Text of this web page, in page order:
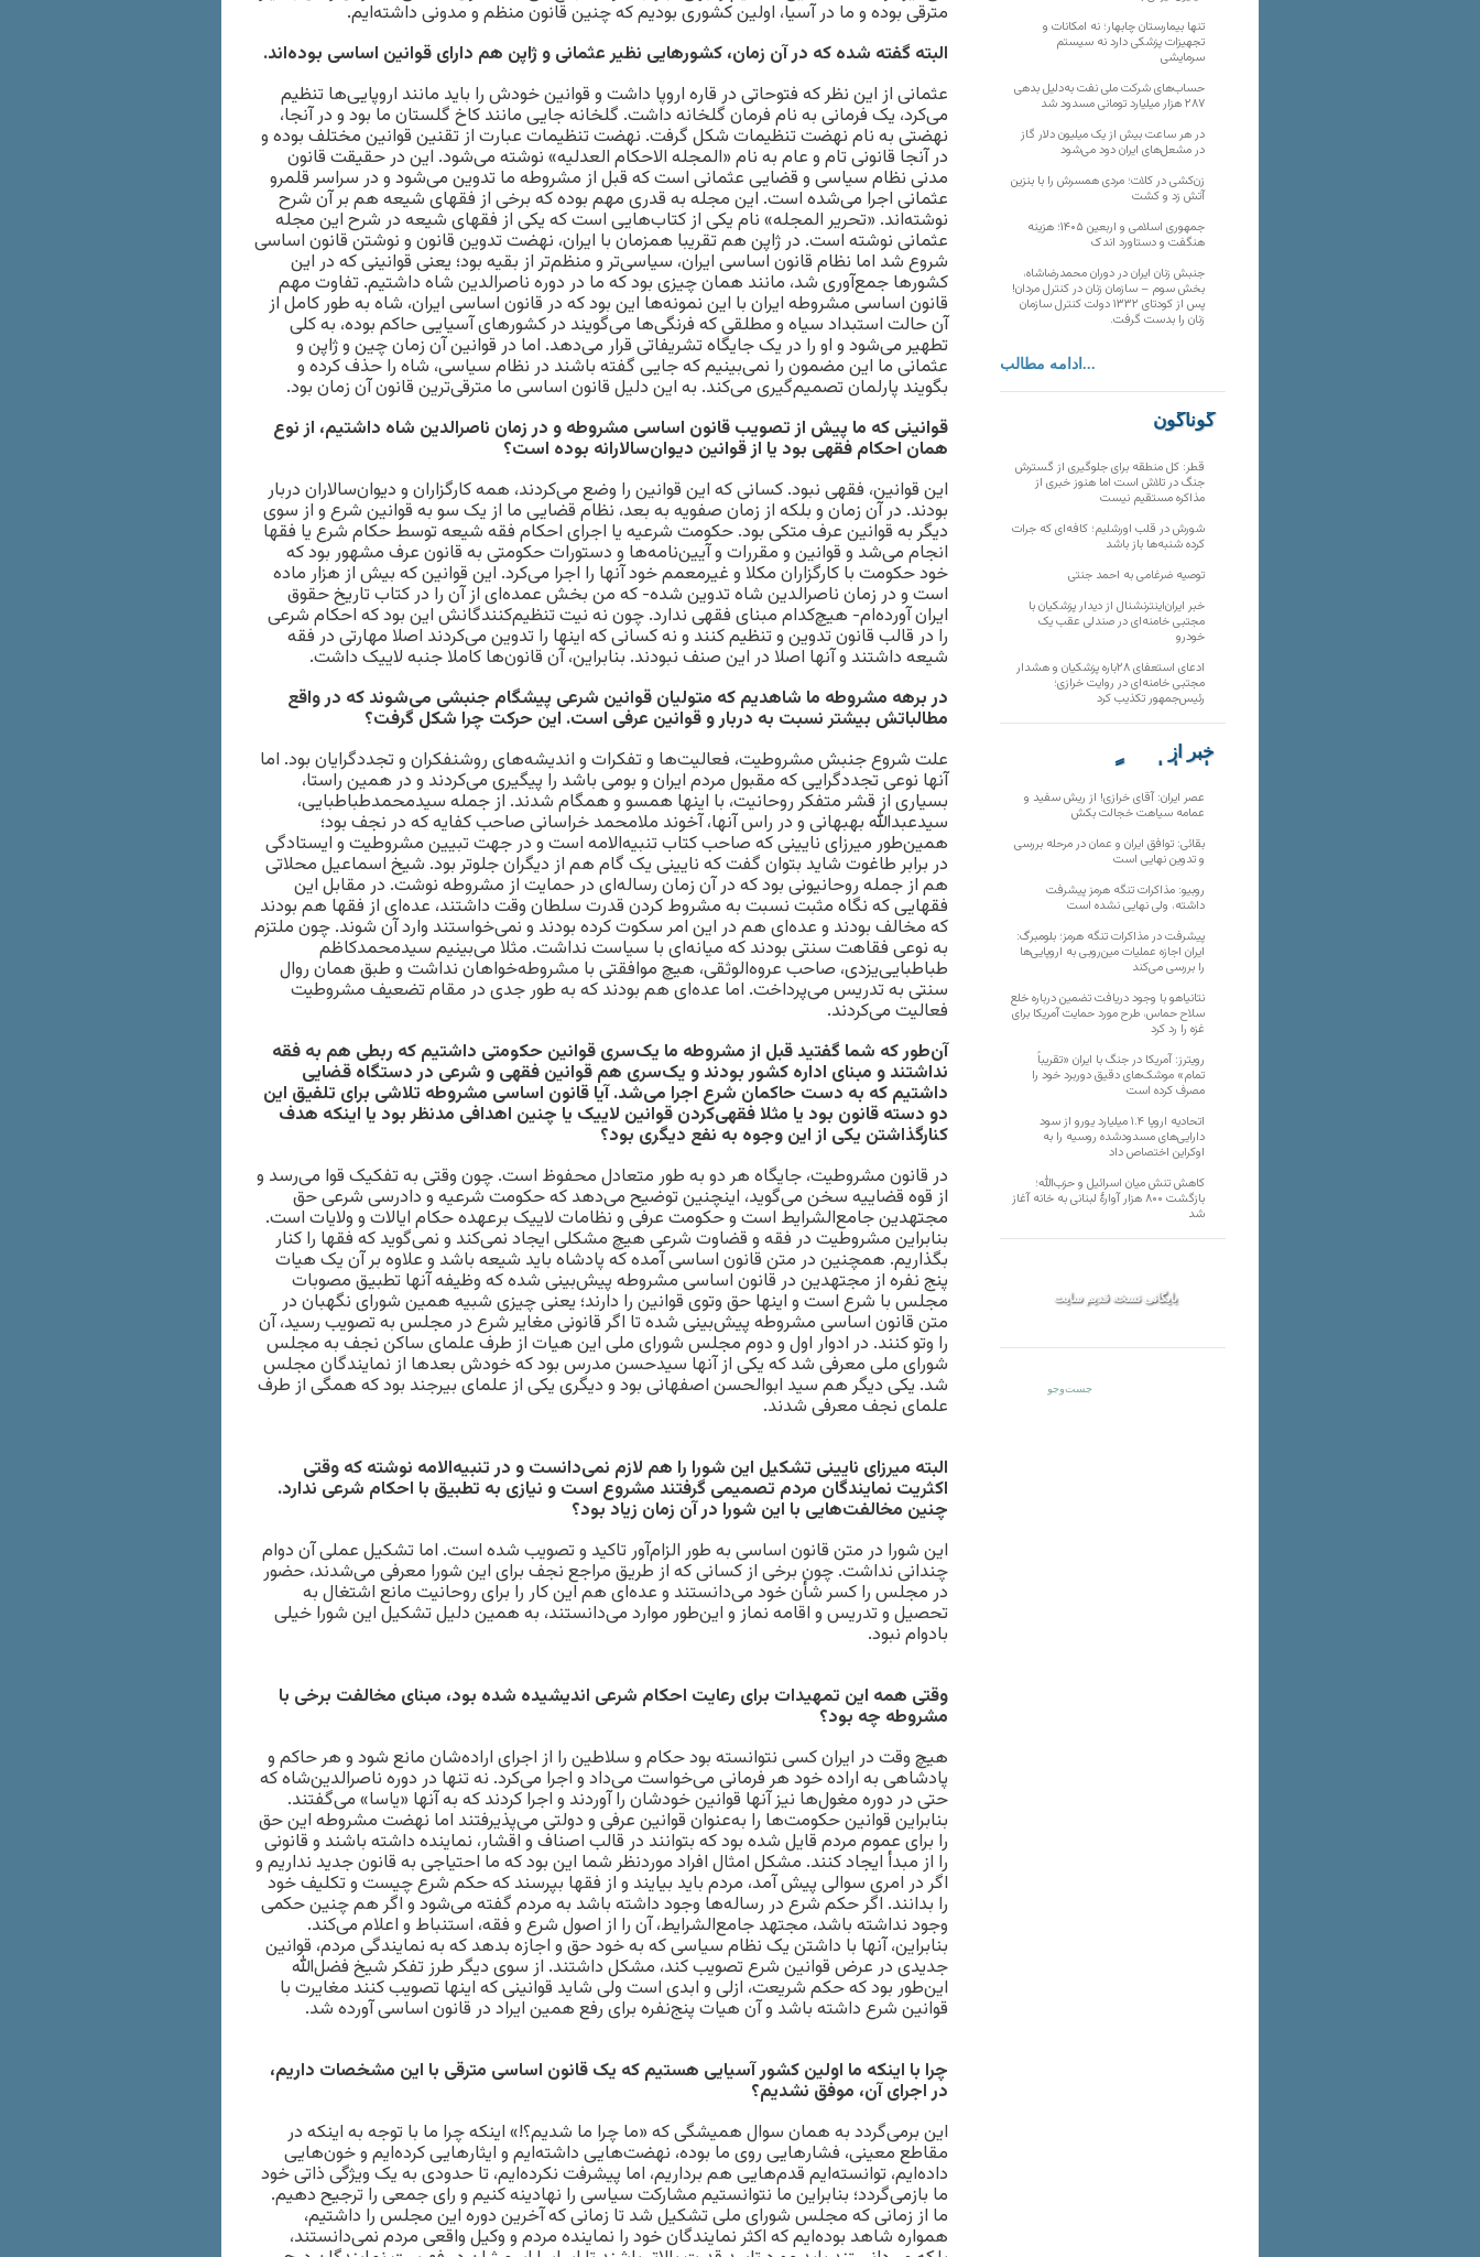
مترقی بوده و ما در آسیا، اولین کشوری بودیم که چنین قانون منظم و مدونی داشته‌ایم.
‌البته گفته شده که در آن زمان، کشورهایی نظیر عثمانی و ژاپن هم دارای قوانین اساسی بوده‌اند.
عثمانی از این نظر که فتوحاتی در قاره اروپا داشت و قوانین خودش را باید مانند اروپایی‌ها تنظیم
می‌کرد، یک فرمانی به نام فرمان گلخانه داشت. گلخانه جایی مانند کاخ گلستان ما بود و در آنجا،
نهضتی به نام نهضت تنظیمات شکل گرفت. نهضت تنظیمات عبارت از تقنین قوانین مختلف بوده و
در آنجا قانونی تام و عام به نام «المجله الاحکام العدلیه» نوشته می‌شود. این در حقیقت قانون
مدنی نظام سیاسی و قضایی عثمانی است که قبل از مشروطه ما تدوین می‌شود و در سراسر قلمرو
عثمانی اجرا می‌شده است. این مجله به قدری مهم بوده که برخی از فقهای شیعه هم بر آن شرح
نوشته‌اند. «تحریر المجله» نام یکی از کتاب‌هایی است که یکی از فقهای شیعه در شرح این مجله
عثمانی نوشته است. در ژاپن هم تقریبا همزمان با ایران، نهضت تدوین قانون و نوشتن قانون اساسی
شروع شد اما نظام قانون اساسی ایران، سیاسی‌تر و منظم‌تر از بقیه بود؛ یعنی قوانینی که در این
کشورها جمع‌آوری شد، مانند همان چیزی بود که ما در دوره ناصرالدین شاه داشتیم. تفاوت مهم
قانون اساسی مشروطه ایران با این نمونه‌ها این بود که در قانون اساسی ایران، شاه به طور کامل از
آن حالت استبداد سیاه و مطلقی که فرنگی‌ها می‌گویند در کشورهای آسیایی حاکم بوده، به کلی
تطهیر می‌شود و او را در یک جایگاه تشریفاتی قرار می‌دهد. اما در قوانین آن زمان چین و ژاپن و
عثمانی ما این مضمون را نمی‌بینیم که جایی گفته باشند در نظام سیاسی، شاه را حذف کرده و
بگویند پارلمان تصمیم‌گیری می‌کند. به این دلیل قانون اساسی ما مترقی‌ترین قانون آن زمان بود.
قوانینی که ما پیش از تصویب قانون اساسی مشروطه و در زمان ناصرالدین شاه داشتیم، از نوع
همان احکام فقهی بود یا از قوانین دیوان‌سالارانه بوده ‌است؟
این قوانین، فقهی نبود. کسانی که این قوانین را وضع می‌کردند، همه کارگزاران و دیوان‌سالاران دربار
بودند. در آن زمان و بلکه از زمان صفویه به بعد، نظام قضایی ما از یک سو به قوانین شرع و از سوی
دیگر به قوانین عرف متکی بود. حکومت شرعیه یا اجرای احکام فقه شیعه توسط حکام شرع یا فقها
انجام می‌شد و قوانین و مقررات و آیین‌نامه‌ها و دستورات حکومتی به قانون عرف مشهور بود که
خود حکومت با کارگزاران مکلا و غیرمعمم خود آنها را اجرا می‌کرد. این قوانین که بیش از هزار ماده
است و در زمان ناصرالدین شاه تدوین شده- که من بخش عمده‌ای از آن را در کتاب تاریخ حقوق
ایران آورده‌‌ام- هیچ‌کدام مبنای فقهی ندارد. چون نه نیت تنظیم‌کنندگانش این بود که احکام شرعی
را در قالب قانون تدوین و تنظیم کنند و نه کسانی که اینها را تدوین می‌کردند اصلا مهارتی در فقه
شیعه داشتند و آنها اصلا در این صنف نبودند. بنابراین، آن قانون‌ها کاملا جنبه لاییک داشت.
در برهه مشروطه ما شاهدیم که متولیان قوانین شرعی پیشگام جنبشی می‌شوند که در واقع
مطالباتش بیشتر نسبت به دربار و قوانین عرفی است. این حرکت چرا شکل گرفت؟
علت شروع جنبش مشروطیت، فعالیت‌ها و تفکرات و اندیشه‌های روشنفکران و تجددگرایان بود. اما
آنها نوعی تجددگرایی که مقبول مردم ایران و بومی باشد را پیگیری می‌کردند و در همین راستا،
بسیاری از قشر متفکر روحانیت، با اینها همسو و همگام شدند. از جمله سیدمحمد‌طباطبایی،
سیدعبدالله بهبهانی و در راس آنها، آخوند ملا‌محمد خراسانی صاحب کفایه که در نجف بود؛
همین‌طور میرزای نایینی که صاحب کتاب تنبیه‌الامه است و در جهت تبیین مشروطیت و ایستادگی
در برابر طاغوت شاید بتوان گفت که نایینی یک گام هم از دیگران جلوتر بود. شیخ اسماعیل محلاتی
هم از جمله روحانیونی بود که در آن زمان رساله‌ای در حمایت از مشروطه نوشت. در مقابل این
فقهایی که نگاه مثبت نسبت به مشروط کردن قدرت سلطان وقت داشتند، عده‌ای از فقها هم بودند
که مخالف بودند و عده‌ای هم در این امر سکوت کرده بودند و نمی‌خواستند وارد آن شوند. چون ملتزم
به نوعی فقاهت سنتی بودند که میانه‌ای با سیاست نداشت. مثلا می‌بینیم سیدمحمدکاظم
طباطبایی‌یزدی، صاحب عروه‌الوثقی، هیچ موافقتی با مشروطه‌خواهان نداشت و طبق همان روال
سنتی به تدریس می‌پرداخت. اما عده‌ای هم بودند که به طور جدی در مقام تضعیف مشروطیت
فعالیت می‌کردند.
آن‌طور که شما گفتید قبل از مشروطه ما یک‌سری قوانین حکومتی داشتیم که ربطی هم به فقه
نداشتند و مبنای اداره کشور بودند و یک‌سری هم قوانین فقهی و شرعی در دستگاه قضایی
داشتیم که به دست حاکمان شرع اجرا می‌شد. آیا قانون اساسی مشروطه تلاشی برای تلفیق این
دو دسته قانون بود یا مثلا فقهی‌کردن قوانین لاییک یا چنین اهدافی مدنظر بود یا اینکه هدف
کنارگذاشتن یکی از این وجوه به نفع دیگری بود؟
در قانون مشروطیت، جایگاه هر دو به طور متعادل محفوظ است. چون وقتی به تفکیک قوا می‌رسد و
از قوه قضاییه سخن می‌گوید، اینچنین توضیح می‌دهد که حکومت شرعیه و دادرسی شرعی حق
مجتهدین جامع‌الشرایط است و حکومت عرفی و نظامات لاییک بر‌عهده حکام ایالات و ولایات است.
بنابراین مشروطیت در فقه و قضاوت شرعی هیچ مشکلی ایجاد نمی‌کند و نمی‌گوید که فقها را کنار
بگذاریم. همچنین در متن قانون اساسی آمده که پادشاه باید شیعه باشد و علاوه بر آن یک هیات
پنج نفره از مجتهدین در قانون اساسی مشروطه پیش‌بینی شده که وظیفه آنها تطبیق مصوبات
مجلس با شرع است و اینها حق وتوی قوانین را دارند؛ یعنی چیزی شبیه همین شورای نگهبان در
متن قانون اساسی مشروطه پیش‌بینی شده تا اگر قانونی مغایر شرع در مجلس به تصویب رسید، آن
را وتو کنند. در ادوار اول و دوم مجلس شورای ملی این هیات از طرف علمای ساکن نجف به مجلس
شورای ملی معرفی شد که یکی از آنها سید‌حسن مدرس بود که خودش بعدها از نمایندگان مجلس
شد. یکی دیگر هم سید ابوالحسن اصفهانی بود و دیگری یکی از علمای بیرجند بود که همگی از طرف
علمای نجف معرفی شدند.
البته میرزای نایینی تشکیل این شورا را هم لازم نمی‌دانست و در تنبیه‌الامه نوشته که وقتی
اکثریت نمایندگان مردم تصمیمی گرفتند مشروع است و نیازی به تطبیق با احکام شرعی ندارد.
چنین مخالفت‌هایی با این شورا در آن زمان زیاد بود؟
این شورا در متن قانون اساسی به طور الزام‌آور تاکید و تصویب شده است. اما تشکیل عملی آن دوام
چندانی نداشت. چون برخی از کسانی که از طریق مراجع نجف برای این شورا معرفی می‌شدند، حضور
در مجلس را کسر شأن خود می‌دانستند و عده‌ای هم این کار را برای روحانیت مانع اشتغال به
تحصیل و تدریس و اقامه نماز و این‌طور موارد می‌دانستند، به همین دلیل تشکیل این شورا خیلی
با‌دوام نبود.
وقتی همه این تمهیدات برای رعایت احکام شرعی اندیشیده شده بود، مبنای مخالفت برخی با
مشروطه چه بود؟
هیچ وقت در ایران کسی نتوانسته بود حکام و سلاطین را از اجرای اراده‌شان مانع شود و هر حاکم و
پادشاهی به اراده خود هر فرمانی می‌خواست می‌داد و اجرا می‌کرد. نه تنها در دوره ناصرالدین‌شاه که
حتی در دوره مغول‌ها نیز آنها قوانین خودشان را آوردند و اجرا کردند که به آنها «یاسا» می‌گفتند.
بنابراین قوانین حکومت‌ها را به‌عنوان قوانین عرفی و دولتی می‌پذیرفتند اما نهضت مشروطه این حق
را برای عموم مردم قایل شده بود که بتوانند در قالب اصناف و اقشار، نماینده داشته باشند و قانونی
را از مبدأ ایجاد کنند. مشکل امثال افراد موردنظر شما این بود که ما احتیاجی به قانون جدید نداریم و
اگر در امری سوالی پیش آمد، مردم باید بیایند و از فقها بپرسند که حکم شرع چیست و تکلیف خود
را بدانند. اگر حکم شرع در رساله‌ها وجود داشته باشد به مردم گفته می‌شود و اگر هم چنین حکمی
وجود نداشته باشد، مجتهد جامع‌الشرایط، آن را از اصول شرع و فقه، استنباط و اعلام می‌کند.
بنابراین، آنها با داشتن یک نظام سیاسی که به خود حق و اجازه بدهد که به نمایندگی مردم، قوانین
جدیدی در عرض قوانین شرع تصویب کند، مشکل داشتند. از سوی دیگر طرز تفکر شیخ فضل‌الله
این‌طور بود که حکم شریعت، ازلی و ابدی است ولی شاید قوانینی که اینها تصویب کنند مغایرت با
قوانین شرع داشته باشد و آن هیات پنج‌نفره برای رفع همین ایراد در قانون اساسی آورده شد.
چرا با اینکه ما اولین کشور آسیایی هستیم که یک قانون اساسی مترقی با این مشخصات داریم،
در اجرای آن، موفق نشدیم؟
این برمی‌گردد به همان سوال همیشگی که «ما چرا ما شدیم؟!» اینکه چرا ما با توجه به اینکه در
مقاطع معینی، فشارهایی روی ما بوده، نهضت‌هایی داشته‌ایم و ایثارهایی کرده‌ایم و خون‌هایی
داده‌ایم، توانسته‌ایم قدم‌هایی هم برداریم، اما پیشرفت نکرده‌ایم، تا حدودی به یک ویژگی ذاتی خود
ما بازمی‌گردد؛ بنابراین ما نتوانستیم مشارکت سیاسی را نهادینه کنیم و رای جمعی را ترجیح دهیم.
ما از زمانی که مجلس شورای ملی تشکیل شد تا زمانی که آخرین دوره این مجلس را داشتیم،
همواره شاهد بوده‌ایم که اکثر نمایندگان خود را نماینده مردم و وکیل واقعی مردم نمی‌دانستند،
تنها بیمارستان چابهار؛ نه امکانات و
تجهیزات پزشکی دارد نه سیستم
سرمایشی
حساب‌های شرکت ملی نفت به‌دلیل بدهی
۲۸۷ هزار میلیارد تومانی مسدود شد
در هر ساعت بیش از یک میلیون دلار گاز
در مشعل‌های ایران دود می‌شود
زن‌کشی در کلات؛ مردی همسرش را با بنزین
آتش زد و کشت
جمهوری اسلامی و اربعین ۱۴۰۵؛ هزینه
هنگفت و دستاورد اندک
جنبش زنان ایران در دوران محمدرضاشاه،
بخش سوم – سازمان زنان در کنترل مردان!
پس از کودتای ۱۳۳۲ دولت کنترل سازمان
زنان را بدست گرفت.
ادامه مطالب...
گوناگون
قطر: کل منطقه برای جلوگیری از گسترش
جنگ در تلاش است اما هنوز خبری از
مذاکره مستقیم نیست
شورش در قلب اورشلیم؛ کافه‌ای که جرات
کرده شنبه‌ها باز باشد
توصیه ضرغامی به احمد جنتی
خبر ایران‌اینترنشنال از دیدار پزشکیان با
مجتبی خامنه‌ای در صندلی عقب یک
خودرو
ادعای استعفای ۲۸باره پزشکیان و هشدار
مجتبی خامنه‌ای در روایت خرازی؛
رئیس‌جمهور تکذیب کرد
خبر از
تارنماهای دیگر
عصر ایران: آقای خرازی! از ریش سفید و
عمامه سیاهت خجالت بکش
بقائی: توافق ایران و عمان در مرحله بررسی
و تدوین نهایی است
روبیو: مذاکرات تنگه هرمز پیشرفت
داشته، ولی نهایی نشده است
پیشرفت در مذاکرات تنگه هرمز؛ بلومبرگ:
ایران اجازه عملیات مین‌روبی به اروپایی‌ها
را بررسی می‌کند
نتانیاهو با وجود دریافت تضمین درباره خلع
سلاح حماس، طرح مورد حمایت آمریکا برای
غزه را رد کرد
رویترز: آمریکا در جنگ با ایران «تقریباً
تمام» موشک‌های دقیق دوربرد خود را
مصرف کرده است
اتحادیه اروپا ۱.۴ میلیارد یورو از سود
دارایی‌های مسدودشده روسیه را به
اوکراین ‏اختصاص داد
کاهش تنش میان اسرائیل و حزب‌الله؛
بازگشت ۸۰۰ هزار آوارۀ لبنانی به خانه‌ آغاز
شد
بایگانی نسخه قدیم سایت